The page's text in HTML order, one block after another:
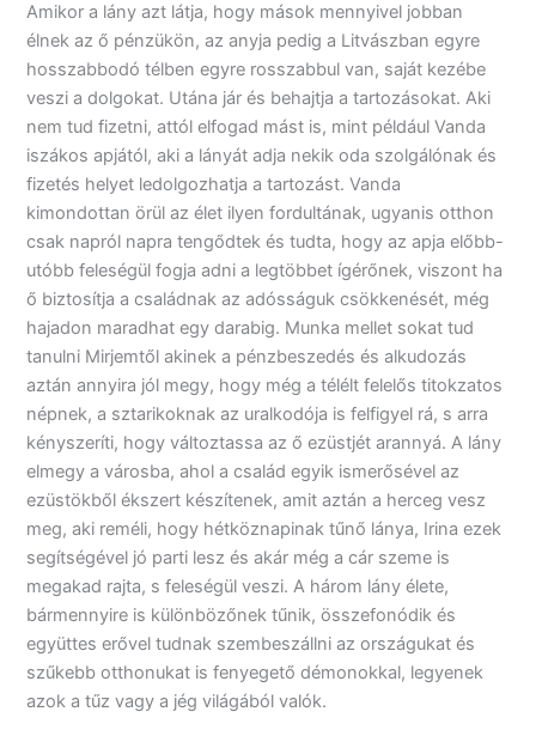
Amikor a lány azt látja, hogy mások mennyivel jobban
élnek az ő pénzükön, az anyja pedig a Litvászban egyre
hosszabbodó télben egyre rosszabbul van, saját kezébe
veszi a dolgokat. Utána jár és behajtja a tartozásokat. Aki
nem tud fizetni, attól elfogad mást is, mint például Vanda
iszákos apjától, aki a lányát adja nekik oda szolgálónak és
fizetés helyet ledolgozhatja a tartozást. Vanda
kimondottan örül az élet ilyen fordultának, ugyanis otthon
csak napról napra tengődtek és tudta, hogy az apja előbb-
utóbb feleségül fogja adni a legtöbbet ígérőnek, viszont ha
ő biztosítja a családnak az adósságuk csökkenését, még
hajadon maradhat egy darabig. Munka mellet sokat tud
tanulni Mirjemtől akinek a pénzbeszedés és alkudozás
aztán annyira jól megy, hogy még a télélt felelős titokzatos
népnek, a sztarikoknak az uralkodója is felfigyel rá, s arra
kényszeríti, hogy változtassa az ő ezüstjét arannyá. A lány
elmegy a városba, ahol a család egyik ismerősével az
ezüstökből ékszert készítenek, amit aztán a herceg vesz
meg, aki reméli, hogy hétköznapinak tűnő lánya, Irina ezek
segítségével jó parti lesz és akár még a cár szeme is
megakad rajta, s feleségül veszi. A három lány élete,
bármennyire is különbözőnek tűnik, összefonódik és
együttes erővel tudnak szembeszállni az országukat és
szűkebb otthonukat is fenyegető démonokkal, legyenek
azok a tűz vagy a jég világából valók.